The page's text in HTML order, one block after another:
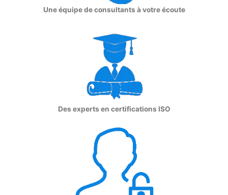
Une équipe de consultants à votre écoute
Des experts en certifications ISO